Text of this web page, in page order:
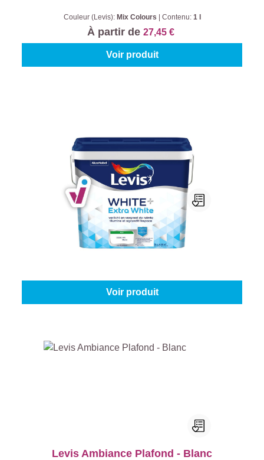
Couleur (Levis): Mix Colours Contenu: 1 l
À partir de 27,45 €
Voir produit
Levis White+ Extra White
Voir produit
Levis Ambiance Plafond - Blanc